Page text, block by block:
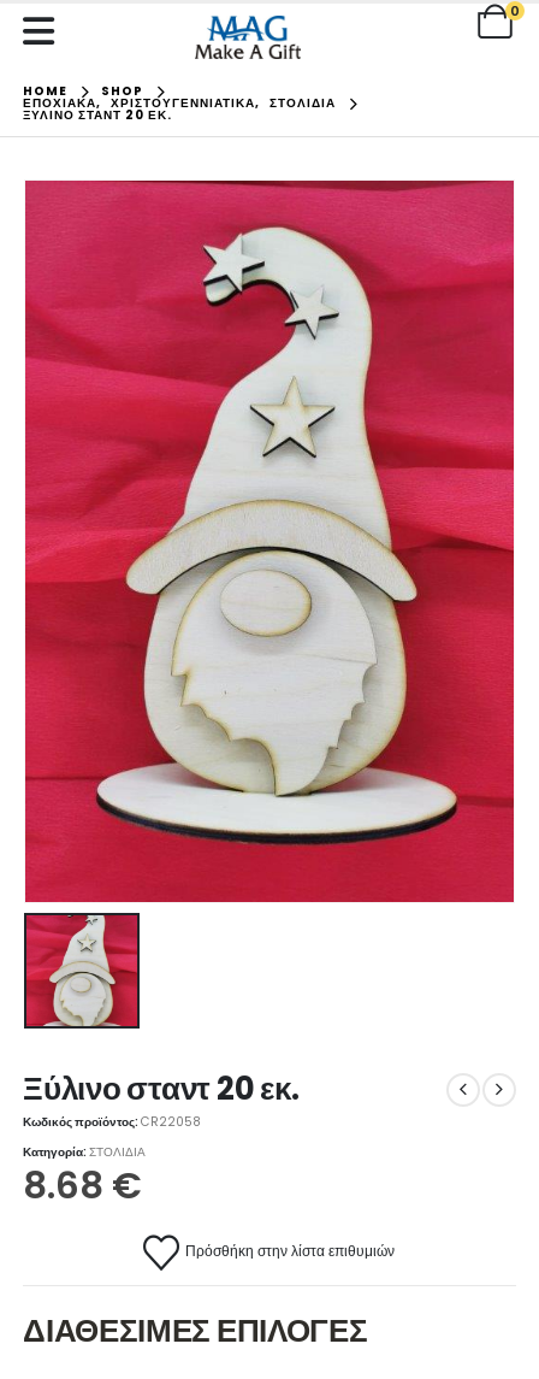
0
HOME SHOP
ΕΠΟΧΙΑΚΑ, ΧΡΙΣΤΟΥΓΕΝΝΙΑΤΙΚΑ, ΣΤΟΛΙΔΙΑ
ΞΎΛΙΝΟ ΣΤΑΝΤ 20 ΕΚ.
Ξύλινο σταντ 20 εκ.
Κωδικός προϊόντος:CR22058
Κατηγορία:ΣΤΟΛΙΔΙΑ
8.68 €
Πρόσθήκη στην λίστα επιθυμιών
ΔΙΑΘΕΣΙΜΕΣ ΕΠΙΛΟΓΕΣ